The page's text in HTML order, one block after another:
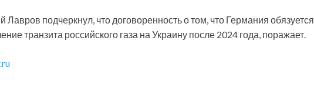
подчеркнул, что договоренность о том, что Германия обязуется
транзита российского газа на Украину после 2024 года, поражает.